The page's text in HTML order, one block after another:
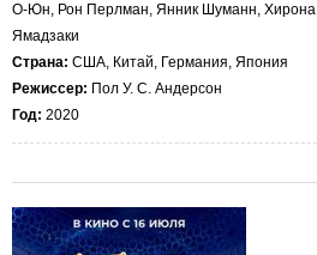
О-Юн, Рон Перлман, Янник Шуманн, Хирона
Ямадзаки
Страна: США, Китай, Германия, Япония
Режиссер: Пол У. С. Андерсон
Год: 2020